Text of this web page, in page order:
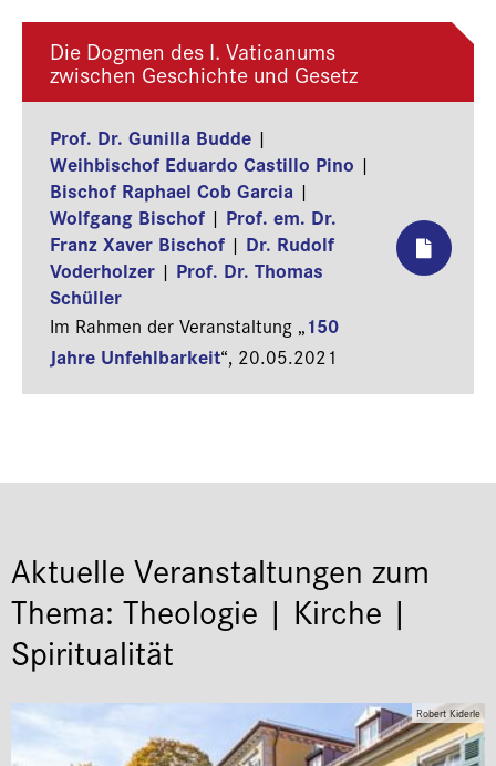
Die Dogmen des I. Vaticanums
zwischen Geschichte und Gesetz
Prof. Dr. Gunilla Budde |
Weihbischof Eduardo Castillo Pino |
Bischof Raphael Cob Garcia |
Wolfgang Bischof | Prof. em. Dr.
Franz Xaver Bischof | Dr. Rudolf
Voderholzer | Prof. Dr. Thomas
Schüller
Im Rahmen der Veranstaltung „150
Jahre Unfehlbarkeit“, 20.05.2021
Aktuelle Veranstaltungen zum
Thema: Theologie | Kirche |
Spiritualität
Robert Kiderle